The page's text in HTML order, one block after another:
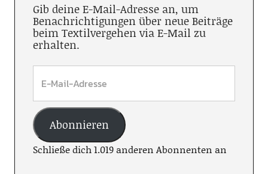
Gib deine E-Mail-Adresse an, um
Benachrichtigungen über neue Beiträge
beim Textilvergehen via E-Mail zu
erhalten.
Abonnieren
Schließe dich 1.019 anderen Abonnenten an